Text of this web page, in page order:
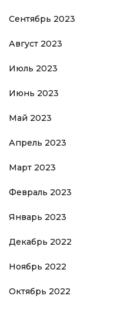
Сентябрь 2023
Август 2023
Июль 2023
Июнь 2023
Май 2023
Апрель 2023
Март 2023
Февраль 2023
Январь 2023
Декабрь 2022
Ноябрь 2022
Октябрь 2022